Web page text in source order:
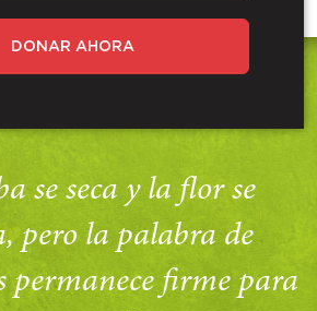
DONAR AHORA
se seca y la flor se
pero la palabra de
permanece firme para